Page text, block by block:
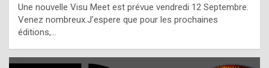
h
t
f
Une nouvelle Visu Meet est prévue vendredi 12 Septembre.
Venez nombreux.J’espere que pour les prochaines
éditions,…